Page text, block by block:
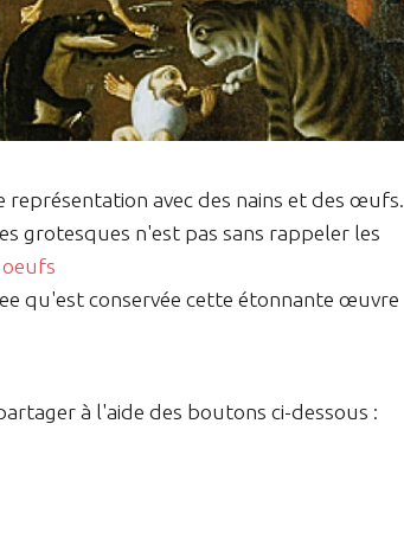
avec des nains et des œufs.
grotesques n'est pas sans rappeler les
oeufs
qu'est conservée cette étonnante œuvre
à l'aide des boutons ci-dessous :